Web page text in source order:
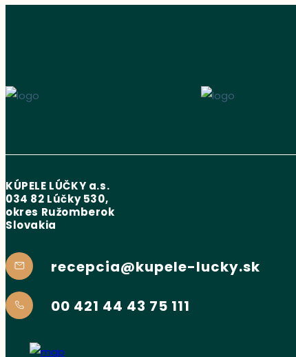
KÚPELE LÚČKY a.s.
034 82 Lúčky 530,
okres Ružomberok
Slovakia
recepcia@kupele-lucky.sk
00 421 44 43 75 111